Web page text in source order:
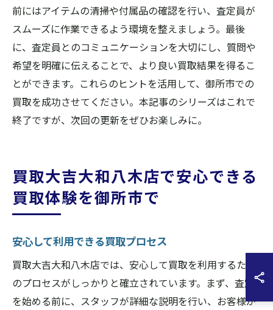
前にはアイテムの清掃や付属品の確認を行い、査定員が
スムーズに作業できるよう環境を整えましょう。最後
に、査定員とのコミュニケーションを大切にし、質問や
希望を明確に伝えることで、より良い買取結果を得るこ
とができます。これらのヒントを活用して、御所市での
買取を成功させてください。本記事のシリーズはこれで
終了ですが、次回の更新をぜひお楽しみに。
買取大吉大和八木店で安心できる
買取体験を御所市で
安心して利用できる買取プロセス
買取大吉大和八木店では、安心して買取を利用するため
のプロセスがしっかりと確立されています。まず、査定
を始める前に、スタッフが詳細な説明を行い、お客様が